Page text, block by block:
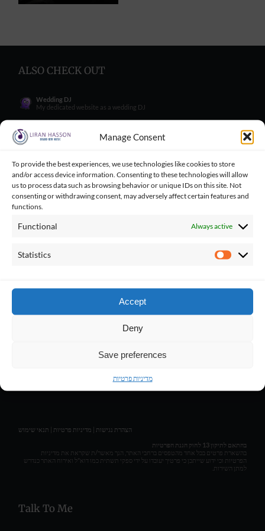
Manage Consent
To provide the best experiences, we use technologies like cookies to store
and/or access device information. Consenting to these technologies will allow
us to process data such as browsing behavior or unique IDs on this site. Not
consenting or withdrawing consent, may adversely affect certain features and
functions.
Functional Always active
Statistics Statistics
Accept
Deny
Save preferences
מדיניות פרטיות
ALSO CHECK OUT
Wedding DJ
My dedicated website as a wedding DJ
My dedicated website as a wedding Singer
Wedding Tips for Engaged Couples
Wedding tips facebook group for engaged couples
Balloncini
My wife's business - balloons for wedding
Playbacks Catalog
LIRAN HASSON • COMPOSER & MUSIC PRODUCER
הצהרת נגישות | מדיניות פרטיות | תנאי שימוש
בהתאם לתיקון 13 לחוק הגנת הפרטיות
בהשארת פרטים בכל אחד מהטפסים ברחבי האתר, הנך מאשר/ת שקראת את מדיניות
הפרטיות וכי ידוע שייתכן כי פרטיך יעובדו על ידי ספקי תשתית כמו דוא"ל ואירוח האתר כנדרש
למתן השירות.
Talk To Me